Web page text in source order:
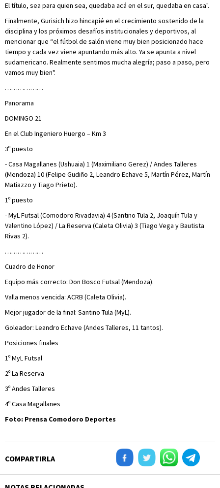
El título, sea para quien sea, quedaba acá en el sur, quedaba en casa".
Finalmente, Gurisich hizo hincapié en el crecimiento sostenido de la
disciplina y los próximos desafíos institucionales y deportivos, al
mencionar que “el fútbol de salón viene muy bien posicionado hace
tiempo y cada vez viene apuntando más alto. Ya se apunta a nivel
sudamericano. Realmente sentimos mucha alegría; paso a paso, pero
vamos muy bien".
………………
Panorama
DOMINGO 21
En el Club Ingeniero Huergo – Km 3
3º puesto
- Casa Magallanes (Ushuaia) 1 (Maximiliano Gerez) / Andes Talleres
(Mendoza) 10 (Felipe Gudiño 2, Leandro Echave 5, Martín Pérez, Martín
Matiazzo y Tiago Prieto).
1º puesto
- MyL Futsal (Comodoro Rivadavia) 4 (Santino Tula 2, Joaquín Tula y
Valentino López) / La Reserva (Caleta Olivia) 3 (Tiago Vega y Bautista
Rivas 2).
………………
Cuadro de Honor
Equipo más correcto: Don Bosco Futsal (Mendoza).
Valla menos vencida: ACRB (Caleta Olivia).
Mejor jugador de la final: Santino Tula (MyL).
Goleador: Leandro Echave (Andes Talleres, 11 tantos).
Posiciones finales
1º MyL Futsal
2º La Reserva
3º Andes Talleres
4º Casa Magallanes
Foto: Prensa Comodoro Deportes
COMPARTIRLA